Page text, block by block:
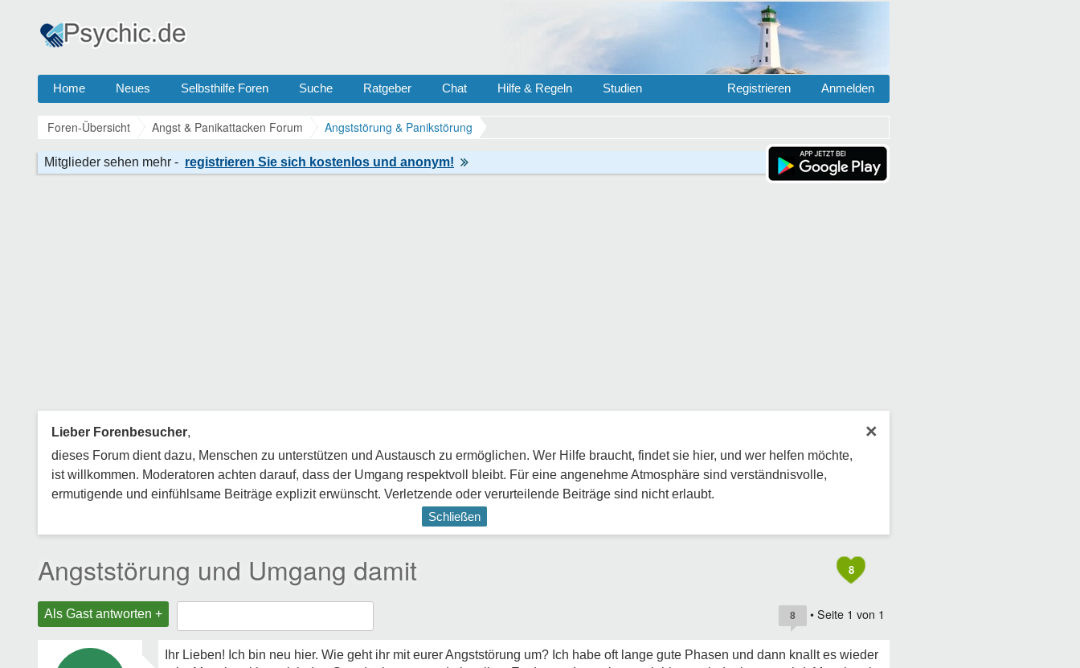
Home Neues Selbsthilfe Foren Suche Ratgeber Chat Hilfe & Regeln Studien Anmelden
Registrieren
Foren-Übersicht Angst & Panikattacken Forum Angststörung & Panikstörung
×
Lieber Forenbesucher,
dieses Forum dient dazu, Menschen zu unterstützen und Austausch zu ermöglichen. Wer Hilfe braucht, findet sie hier, und wer helfen möchte,
ist willkommen. Moderatoren achten darauf, dass der Umgang respektvoll bleibt. Für eine angenehme Atmosphäre sind verständnisvolle,
ermutigende und einfühlsame Beiträge explizit erwünscht. Verletzende oder verurteilende Beiträge sind nicht erlaubt.
Schließen
8
Angststörung und Umgang damit
Als Gast antworten + 8 • Seite 1 von 1
Ihr Lieben! Ich bin neu hier. Wie geht ihr mit eurer Angststörung um? Ich habe oft lange gute Phasen und dann knallt es wieder